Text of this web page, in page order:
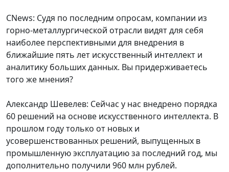
CNews: Судя по последним опросам, компании из
горно-металлургической отрасли видят для себя
наиболее перспективными для внедрения в
ближайшие пять лет искусственный интеллект и
аналитику больших данных. Вы придерживаетесь
того же мнения?
Александр Шевелев: Сейчас у нас внедрено порядка
60 решений на основе искусственного интеллекта. В
прошлом году только от новых и
усовершенствованных решений, выпущенных в
промышленную эксплуатацию за последний год, мы
дополнительно получили 960 млн рублей.